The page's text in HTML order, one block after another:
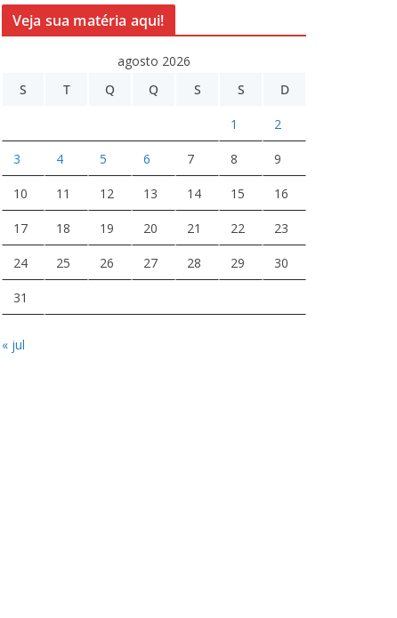
Veja sua matéria aqui!
agosto 2026
S
T Q Q S S D
1 2
3 4 5 6 7 8 9
10 11 12 13 14 15 16
17 18 19 20 21 22 23
24 25 26 27 28 29 30
31
« jul